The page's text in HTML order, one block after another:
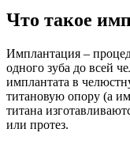
Что такое
Имплантация –
одного зуба до всей
имплантата в
титановую опору (а
титана
или протез.